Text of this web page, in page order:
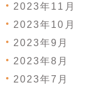
2023年11月
2023年10月
2023年9月
2023年8月
2023年7月